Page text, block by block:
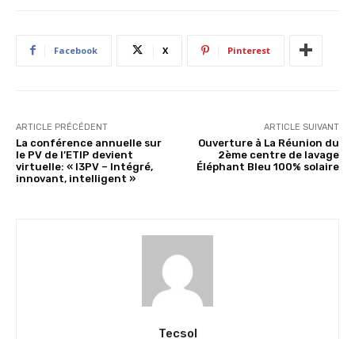
Facebook X Pinterest
ARTICLE PRÉCÉDENT
La conférence annuelle sur
le PV de l’ETIP devient
virtuelle: « I3PV – Intégré,
innovant, intelligent »
ARTICLE SUIVANT
Ouverture à La Réunion du
2ème centre de lavage
Éléphant Bleu 100% solaire
Tecsol